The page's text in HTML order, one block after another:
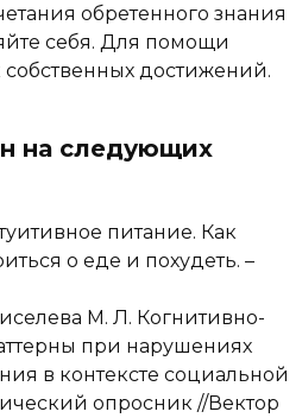
обретенного знания
себя. Для помощи
достижений.
на следующих
питание. Как
о еде и похудеть. –
М. Л. Когнитивно-
при нарушениях
в контексте социальной
опросник //Вектор